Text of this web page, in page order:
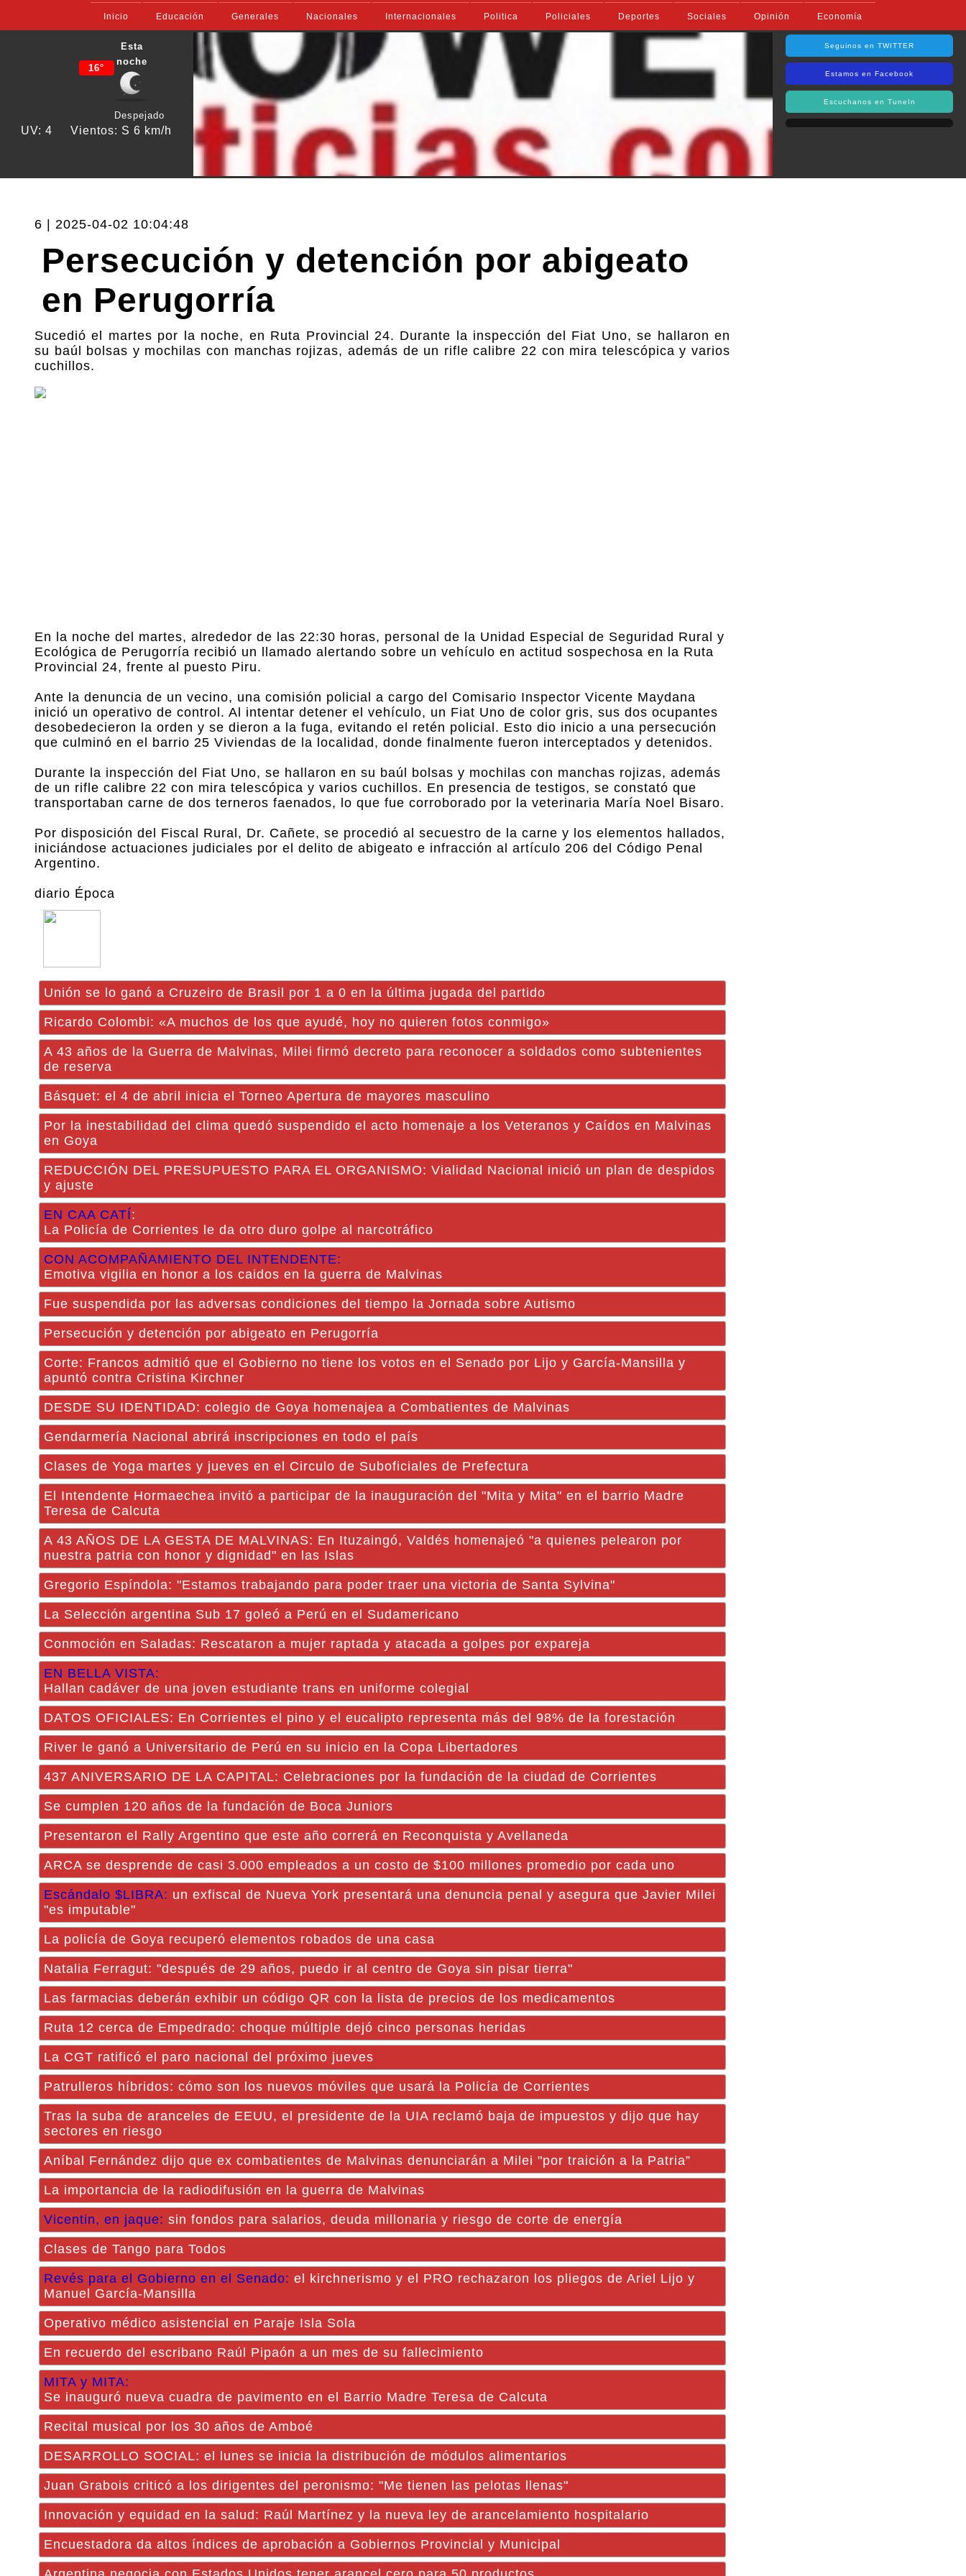
Inicio Educación Generales Nacionales Internacionales Politica Policiales Deportes Sociales Opinión Economía
16°
Esta
noche
Despejado
UV: 4 Vientos: S 6 km/h
Seguinos en TWITTER
Estamos en Facebook
Escuchanos en TuneIn
6 | 2025-04-02 10:04:48
Persecución y detención por abigeato
en Perugorría
Sucedió el martes por la noche, en Ruta Provincial 24. Durante la inspección del Fiat Uno, se hallaron en
su baúl bolsas y mochilas con manchas rojizas, además de un rifle calibre 22 con mira telescópica y varios
cuchillos.
En la noche del martes, alrededor de las 22:30 horas, personal de la Unidad Especial de Seguridad Rural y
Ecológica de Perugorría recibió un llamado alertando sobre un vehículo en actitud sospechosa en la Ruta
Provincial 24, frente al puesto Piru.
Ante la denuncia de un vecino, una comisión policial a cargo del Comisario Inspector Vicente Maydana
inició un operativo de control. Al intentar detener el vehículo, un Fiat Uno de color gris, sus dos ocupantes
desobedecieron la orden y se dieron a la fuga, evitando el retén policial. Esto dio inicio a una persecución
que culminó en el barrio 25 Viviendas de la localidad, donde finalmente fueron interceptados y detenidos.
Durante la inspección del Fiat Uno, se hallaron en su baúl bolsas y mochilas con manchas rojizas, además
de un rifle calibre 22 con mira telescópica y varios cuchillos. En presencia de testigos, se constató que
transportaban carne de dos terneros faenados, lo que fue corroborado por la veterinaria María Noel Bisaro.
Por disposición del Fiscal Rural, Dr. Cañete, se procedió al secuestro de la carne y los elementos hallados,
iniciándose actuaciones judiciales por el delito de abigeato e infracción al artículo 206 del Código Penal
Argentino.
diario Época
Unión se lo ganó a Cruzeiro de Brasil por 1 a 0 en la última jugada del partido
Ricardo Colombi: «A muchos de los que ayudé, hoy no quieren fotos conmigo»
A 43 años de la Guerra de Malvinas, Milei firmó decreto para reconocer a soldados como subtenientes
de reserva
Básquet: el 4 de abril inicia el Torneo Apertura de mayores masculino
Por la inestabilidad del clima quedó suspendido el acto homenaje a los Veteranos y Caídos en Malvinas
en Goya
REDUCCIÓN DEL PRESUPUESTO PARA EL ORGANISMO: Vialidad Nacional inició un plan de despidos
y ajuste
EN CAA CATÍ:
La Policía de Corrientes le da otro duro golpe al narcotráfico
CON ACOMPAÑAMIENTO DEL INTENDENTE:
Emotiva vigilia en honor a los caidos en la guerra de Malvinas
Fue suspendida por las adversas condiciones del tiempo la Jornada sobre Autismo
Persecución y detención por abigeato en Perugorría
Corte: Francos admitió que el Gobierno no tiene los votos en el Senado por Lijo y García-Mansilla y
apuntó contra Cristina Kirchner
DESDE SU IDENTIDAD: colegio de Goya homenajea a Combatientes de Malvinas
Gendarmería Nacional abrirá inscripciones en todo el país
Clases de Yoga martes y jueves en el Circulo de Suboficiales de Prefectura
El Intendente Hormaechea invitó a participar de la inauguración del "Mita y Mita" en el barrio Madre
Teresa de Calcuta
A 43 AÑOS DE LA GESTA DE MALVINAS: En Ituzaingó, Valdés homenajeó "a quienes pelearon por
nuestra patria con honor y dignidad" en las Islas
Gregorio Espíndola: "Estamos trabajando para poder traer una victoria de Santa Sylvina"
La Selección argentina Sub 17 goleó a Perú en el Sudamericano
Conmoción en Saladas: Rescataron a mujer raptada y atacada a golpes por expareja
EN BELLA VISTA:
Hallan cadáver de una joven estudiante trans en uniforme colegial
DATOS OFICIALES: En Corrientes el pino y el eucalipto representa más del 98% de la forestación
River le ganó a Universitario de Perú en su inicio en la Copa Libertadores
437 ANIVERSARIO DE LA CAPITAL: Celebraciones por la fundación de la ciudad de Corrientes
Se cumplen 120 años de la fundación de Boca Juniors
Presentaron el Rally Argentino que este año correrá en Reconquista y Avellaneda
ARCA se desprende de casi 3.000 empleados a un costo de $100 millones promedio por cada uno
Escándalo $LIBRA: un exfiscal de Nueva York presentará una denuncia penal y asegura que Javier Milei
"es imputable"
La policía de Goya recuperó elementos robados de una casa
Natalia Ferragut: "después de 29 años, puedo ir al centro de Goya sin pisar tierra"
Las farmacias deberán exhibir un código QR con la lista de precios de los medicamentos
Ruta 12 cerca de Empedrado: choque múltiple dejó cinco personas heridas
La CGT ratificó el paro nacional del próximo jueves
Patrulleros híbridos: cómo son los nuevos móviles que usará la Policía de Corrientes
Tras la suba de aranceles de EEUU, el presidente de la UIA reclamó baja de impuestos y dijo que hay
sectores en riesgo
Aníbal Fernández dijo que ex combatientes de Malvinas denunciarán a Milei "por traición a la Patria”
La importancia de la radiodifusión en la guerra de Malvinas
Vicentin, en jaque: sin fondos para salarios, deuda millonaria y riesgo de corte de energía
Clases de Tango para Todos
Revés para el Gobierno en el Senado: el kirchnerismo y el PRO rechazaron los pliegos de Ariel Lijo y
Manuel García-Mansilla
Operativo médico asistencial en Paraje Isla Sola
En recuerdo del escribano Raúl Pipaón a un mes de su fallecimiento
MITA y MITA:
Se inauguró nueva cuadra de pavimento en el Barrio Madre Teresa de Calcuta
Recital musical por los 30 años de Amboé
DESARROLLO SOCIAL: el lunes se inicia la distribución de módulos alimentarios
Juan Grabois criticó a los dirigentes del peronismo: "Me tienen las pelotas llenas"
Innovación y equidad en la salud: Raúl Martínez y la nueva ley de arancelamiento hospitalario
Encuestadora da altos índices de aprobación a Gobiernos Provincial y Municipal